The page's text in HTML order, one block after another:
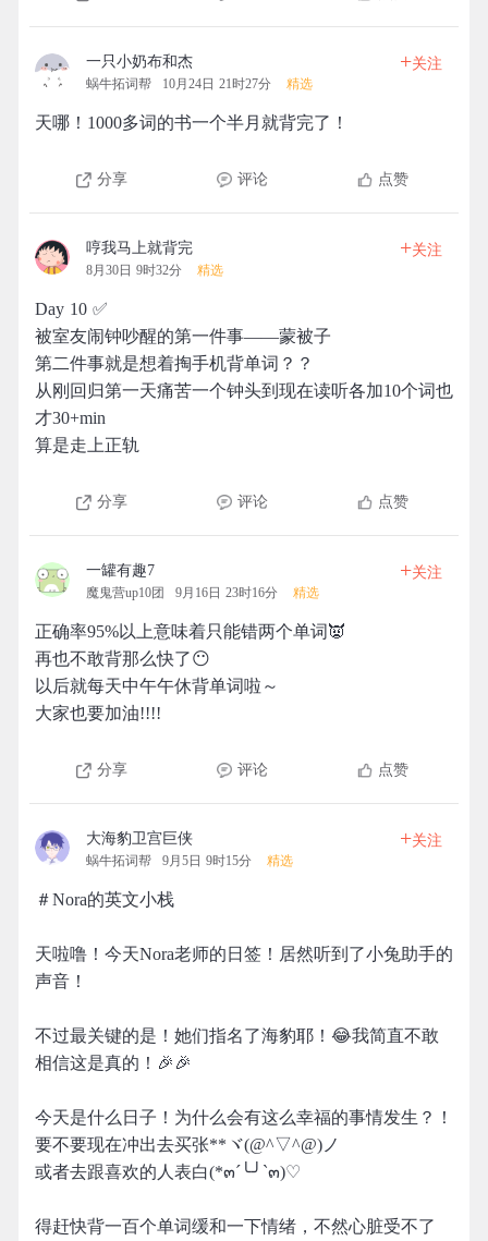
一只小奶布和杰
蜗牛拓词帮 10月24日 21时27分 精选
+关注
天哪！1000多词的书一个半月就背完了！
分享 评论 点赞
哼我马上就背完
8月30日 9时32分 精选
+关注
Day 10 ✅
被室友闹钟吵醒的第一件事——蒙被子
第二件事就是想着掏手机背单词？？
从刚回归第一天痛苦一个钟头到现在读听各加10个词也
才30+min
算是走上正轨
分享 评论 点赞
一罐有趣7
魔鬼营up10团 9月16日 23时16分 精选
+关注
正确率95%以上意味着只能错两个单词👿
再也不敢背那么快了😶
以后就每天中午午休背单词啦～
大家也要加油!!!!
分享 评论 点赞
大海豹卫宫巨侠
蜗牛拓词帮 9月5日 9时15分 精选
+关注
＃Nora的英文小栈
天啦噜！今天Nora老师的日签！居然听到了小兔助手的
声音！
不过最关键的是！她们指名了海豹耶！😂我简直不敢
相信这是真的！🎉🎉
今天是什么日子！为什么会有这么幸福的事情发生？！
要不要现在冲出去买张**ヾ(@^▽^@)ノ
或者去跟喜欢的人表白(*๓´╰╯`๓)♡
得赶快背一百个单词缓和一下情绪，不然心脏受不了